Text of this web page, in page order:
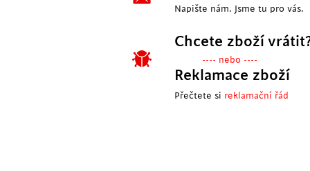
Napište nám. Jsme tu pro vás.
Chcete zboží
---- nebo ----
Reklamace zboží
Přečtete si reklamační řád